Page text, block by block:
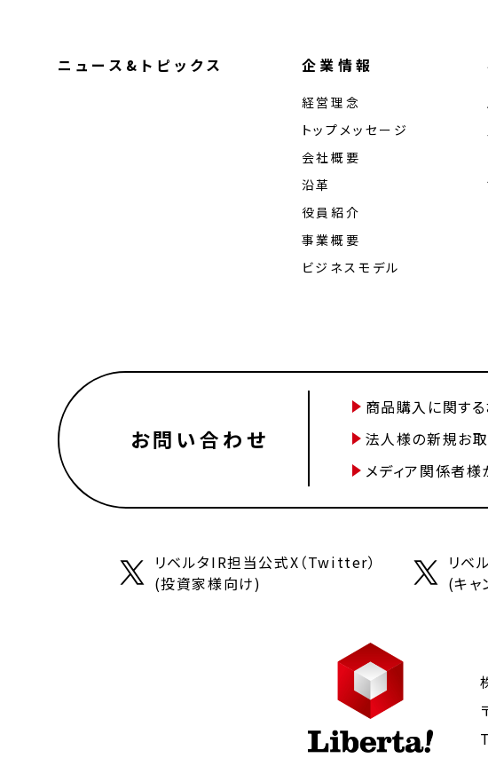
ニュース&トピックス 企業情報
経営理念
トップメッセージ
会社概要
沿革
役員紹介
事業概要
ビジネスモデル
お問い合わせ
商品購入に関す
法人様の新規お
メディア関係者
リベルタIR担当公式X（Twitter）
(投資家様向け)
リベ
(キャ